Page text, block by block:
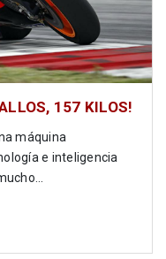
157 KILOS!
máquina
e inteligencia